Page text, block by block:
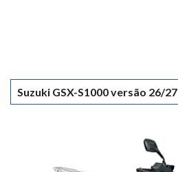
Suzuki GSX-S1000 versão 26/27